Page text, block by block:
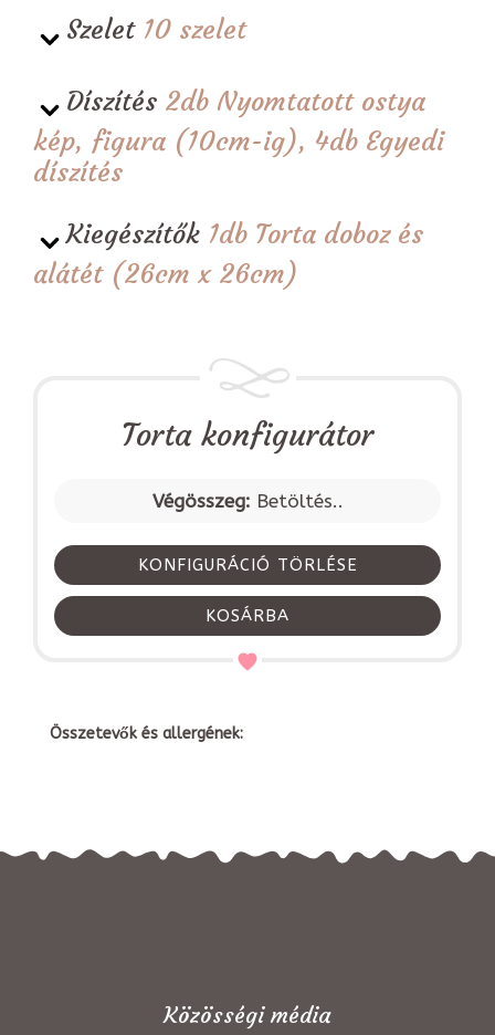
Szelet 10 szelet
Díszítés 2db Nyomtatott ostya
kép, figura (10cm-ig), 4db Egyedi
díszítés
Kiegészítők 1db Torta doboz és
alátét (26cm x 26cm)
Torta konfigurátor
Végösszeg: Betöltés..
KONFIGURÁCIÓ TÖRLÉSE
KOSÁRBA
Összetevők és allergének:
Közösségi média